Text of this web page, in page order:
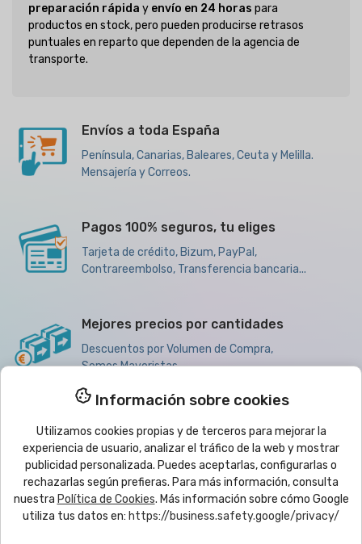
preparación rápida y envío en 24 horas para
productos en stock, pero pueden producirse retrasos
puntuales en reparto que dependen de la agencia de
transporte.
Envíos a toda España
Península, Canarias, Baleares, Ceuta y Melilla.
Mensajería y Correos.
Pagos 100% seguros, tu eliges
Tarjeta de crédito, Bizum, PayPal,
Contrareembolso, Transferencia bancaria...
Mejores precios por cantidades
Descuentos por Volumen de Compra,
Somos Mayoristas
Productos 
Ayuda 
Información sobre cookies
Utilizamos cookies propias y de terceros para mejorar la
experiencia de usuario, analizar el tráfico de la web y mostrar
publicidad personalizada. Puedes aceptarlas, configurarlas o
rechazarlas según prefieras. Para más información, consulta
nuestra Política de Cookies. Más información sobre cómo Google
utiliza tus datos en: https://business.safety.google/privacy/